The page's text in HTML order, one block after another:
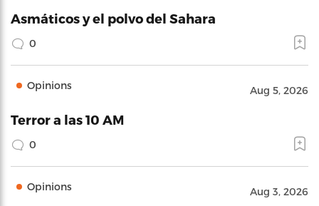
Asmáticos y el polvo del Sahara
0
Opinions Aug 5, 2026
Terror a las 10 AM
0
Opinions Aug 3, 2026